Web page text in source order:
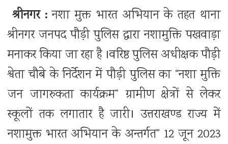
श्रीनगर :नशा मुक्त भारत अभियान के तहत थाना
श्रीनगर जनपद पौड़ी पुलिस द्वारा नशामुक्ति पखवाड़ा
मनाकर किया जा रहा है ।वरिष्ठ पुलिस अधीक्षक पौड़ी
श्वेता चौबे के निर्देशन में पौड़ी पुलिस का “नशा मुक्ति
जन जागरुकता कार्यक्रम” ग्रामीण क्षेत्रों से लेकर
स्कूलों तक लगातार है जारी। उत्तराखण्ड राज्य में
नशामुक्त भारत अभियान के अन्तर्गत” 12 जून 2023